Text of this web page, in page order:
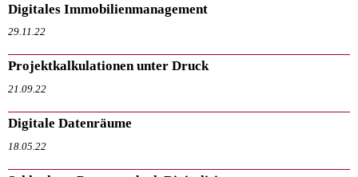
Digitales Immobilienmanagement
29.11.22
Projektkalkulationen unter Druck
21.09.22
Digitale Datenräume
18.05.22